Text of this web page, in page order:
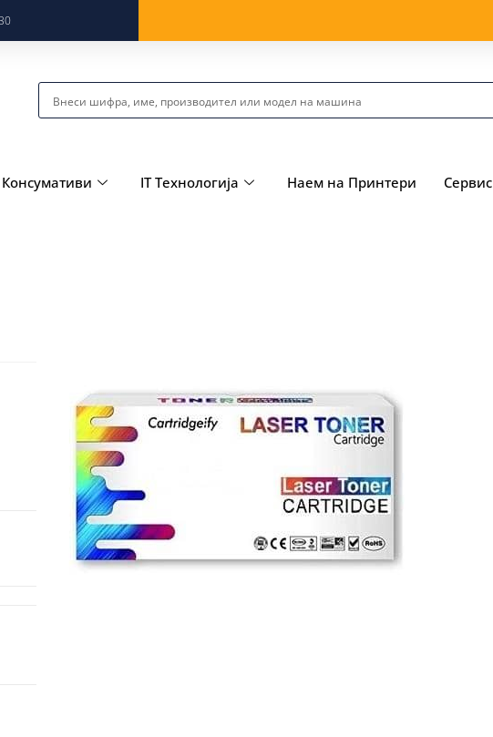
Консумативи IT Технологија Наем на Принтери Сервис